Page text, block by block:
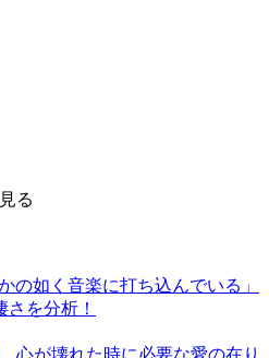
る
の如く音楽に打ち込んでいる」
を分析！
心が壊れた時に必要な愛の在り